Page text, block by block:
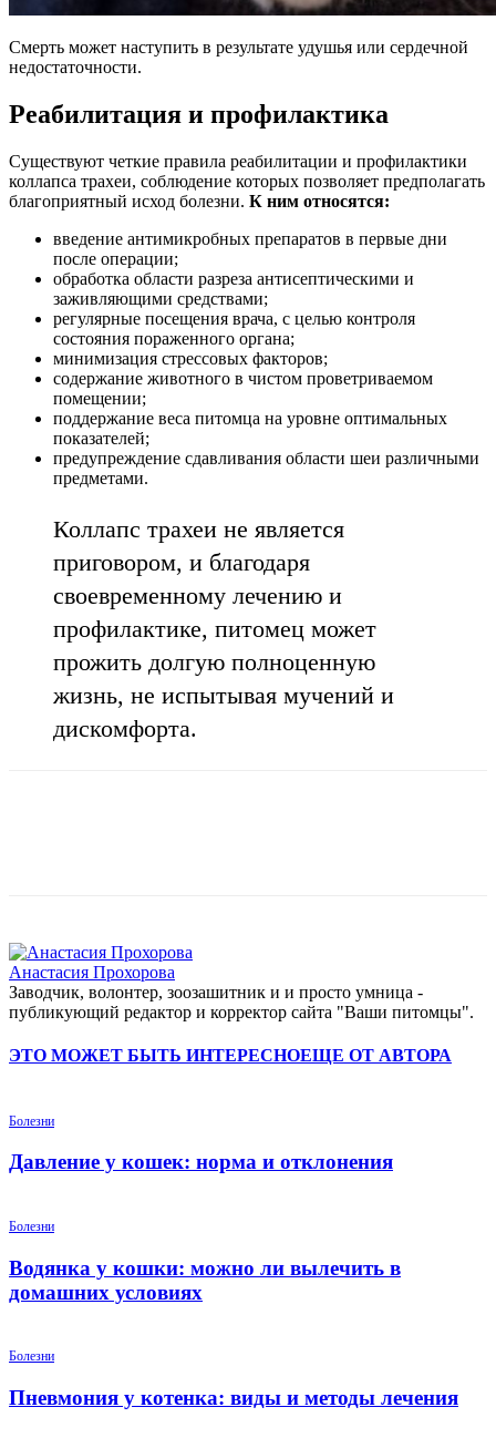
Смерть может наступить в результате удушья или сердечной
недостаточности.
Реабилитация и профилактика
Существуют четкие правила реабилитации и профилактики
коллапса трахеи, соблюдение которых позволяет предполагать
благоприятный исход болезни. К ним относятся:
введение антимикробных препаратов в первые дни
после операции;
обработка области разреза антисептическими и
заживляющими средствами;
регулярные посещения врача, с целью контроля
состояния пораженного органа;
минимизация стрессовых факторов;
содержание животного в чистом проветриваемом
помещении;
поддержание веса питомца на уровне оптимальных
показателей;
предупреждение сдавливания области шеи различными
предметами.
Коллапс трахеи не является
приговором, и благодаря
своевременному лечению и
профилактике, питомец может
прожить долгую полноценную
жизнь, не испытывая мучений и
дискомфорта.
Анастасия Прохорова
Заводчик, волонтер, зоозашитник и и просто умница -
публикующий редактор и корректор сайта "Ваши питомцы".
ЭТО МОЖЕТ БЫТЬ ИНТЕРЕСНОЕЩЕ ОТ АВТОРА
Болезни
Давление у кошек: норма и отклонения
Болезни
Водянка у кошки: можно ли вылечить в
домашних условиях
Болезни
Пневмония у котенка: виды и методы лечения